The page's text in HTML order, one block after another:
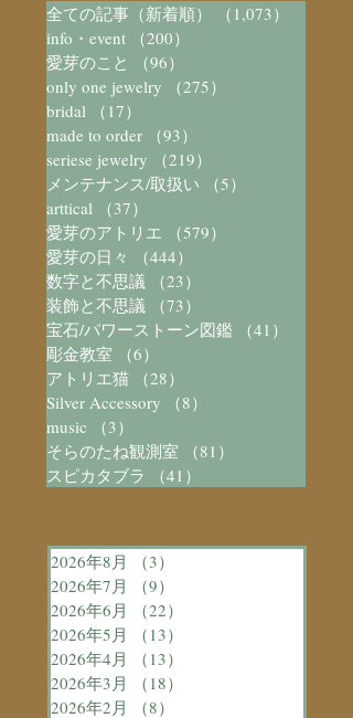
全ての記事（新着順） （1,073）
info・event
（200）
愛芽のこと
（96）
only one jewelry
（275）
bridal
（17）
made to order
（93）
seriese jewelry
（219）
メンテナンス/取扱い
（5）
arttical
（37）
愛芽のアトリエ
（579）
愛芽の日々
（444）
数字と不思議
（23）
装飾と不思議
（73）
宝石/パワーストーン図鑑
（41）
彫金教室
（6）
アトリエ猫
（28）
Silver Accessory
（8）
music
（3）
そらのたね観測室
（81）
スピカタブラ
（41）
2026年8月 （3）
2026年7月
（9）
2026年6月
（22）
2026年5月
（13）
2026年4月
（13）
2026年3月
（18）
2026年2月
（8）